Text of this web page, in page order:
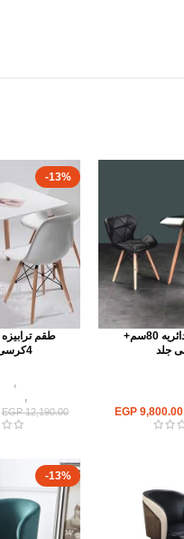
طقم ترابيزه دائريه 80سم+
EGP9,800.00
-13%
4كرسى اكريليك
كراسى,
وكافيهات,
EGP12,190.00
-13%